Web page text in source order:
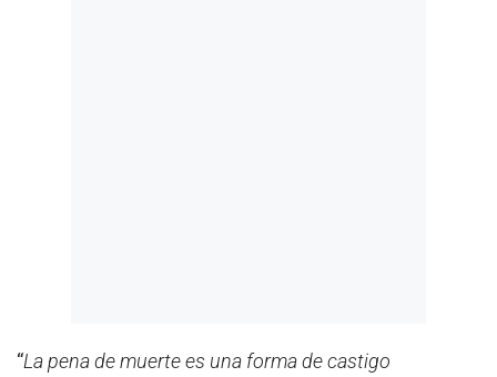
“La pena de muerte es una forma de castigo